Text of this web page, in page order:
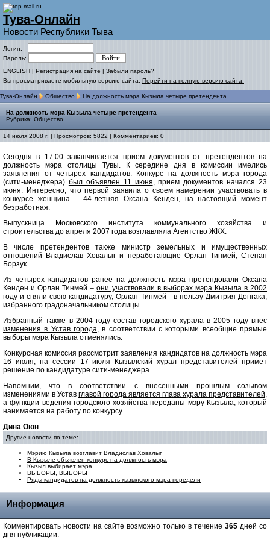
Тува-Онлайн
Новости Республики Тыва
Логин:
Пароль:
ENGLISH | Регистрация на сайте | Забыли пароль?
Вы просматриваете мобильную версию сайта. Перейти на полную версию сайта.
Тува-Онлайн Общество На должность мэра Кызыла четыре претендента
На должность мэра Кызыла четыре претендента
Рубрика: Общество
14 июля 2008 г. | Просмотров: 5822 | Комментариев: 0
Сегодня в 17.00 заканчивается прием документов от претендентов на
должность мэра столицы Тувы. К середине дня в комиссии имелись
заявления от четырех кандидатов. Конкурс на должность мэра города
(сити-менеджера) был объявлен 11 июня, прием документов начался 23
июня. Интересно, что первой заявила о своем намерении участвовать в
конкурсе женщина – 44-летняя Оксана Кенден, на настоящий момент
безработная.
Выпускница Московского института коммунального хозяйства и
строительства до апреля 2007 года возглавляла Агентство ЖКХ.
В числе претендентов также министр земельных и имущественных
отношений Владислав Ховалыг и неработающие Орлан Тинмей, Степан
Борзук.
Из четырех кандидатов ранее на должность мэра претендовали Оксана
Кенден и Орлан Тинмей –они участвовали в выборах мэра Кызыла в 2002
году и сняли свою кандидатуру, Орлан Тинмей - в пользу Дмитрия Донгака,
избранного градоначальником столицы.
Избранный также в 2004 году состав городского хуралав 2005 году внес
изменения в Устав города, в соответствии с которыми всеобщие прямые
выборы мэра Кызыла отменялись.
Конкурсная комиссия рассмотрит заявления кандидатов на должность мэра
16 июля, на сессии 17 июля Кызылский хурал представителей примет
решение по кандидатуре сити-менеджера.
Напомним, что в соответствии с внесенными прошлым созывом
изменениями в Устав главой города является глава хурала представителей,
а функции ведения городского хозяйства переданы мэру Кызыла, который
нанимается на работу по конкурсу.
Дина Оюн
Другие новости по теме:
Мэрию Кызыла возглавит Владислав Ховалыг
В Кызыле объявлен конкурс на должность мэра
Кызыл выбирает мэра.
ВЫБОРЫ, ВЫБОРЫ
Ряды кандидатов на должность кызылского мэра поредели
Информация
Комментировать новости на сайте возможно только в течение 365 дней со
дня публикации.